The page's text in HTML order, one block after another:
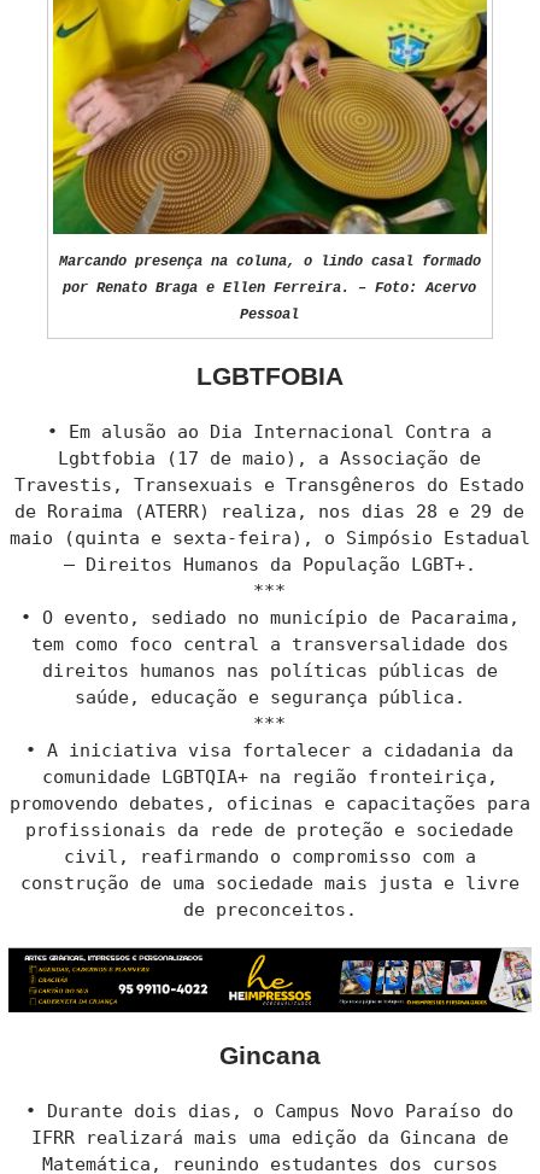
Marcando presença na coluna, o lindo casal formado
por Renato Braga e Ellen Ferreira. – Foto: Acervo
Pessoal
LGBTFOBIA
• Em alusão ao Dia Internacional Contra a
Lgbtfobia (17 de maio), a Associação de
Travestis, Transexuais e Transgêneros do Estado
de Roraima (ATERR) realiza, nos dias 28 e 29 de
maio (quinta e sexta-feira), o Simpósio Estadual
– Direitos Humanos da População LGBT+.
***
• O evento, sediado no município de Pacaraima,
tem como foco central a transversalidade dos
direitos humanos nas políticas públicas de
saúde, educação e segurança pública.
***
• A iniciativa visa fortalecer a cidadania da
comunidade LGBTQIA+ na região fronteiriça,
promovendo debates, oficinas e capacitações para
profissionais da rede de proteção e sociedade
civil, reafirmando o compromisso com a
construção de uma sociedade mais justa e livre
de preconceitos.
Gincana
• Durante dois dias, o Campus Novo Paraíso do
IFRR realizará mais uma edição da Gincana de
Matemática, reunindo estudantes dos cursos